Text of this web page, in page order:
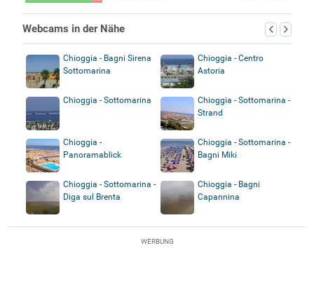
Webcams in der Nähe
Chioggia - Bagni Sirena
Sottomarina
Chioggia - Centro
Astoria
Chioggia - Sottomarina
Chioggia - Sottomarina -
Strand
Chioggia -
Panoramablick
Chioggia - Sottomarina -
Bagni Miki
Chioggia - Sottomarina -
Diga sul Brenta
Chioggia - Bagni
Capannina
WERBUNG